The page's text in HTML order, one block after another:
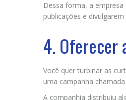
Dessa forma, a
publicações e
4. Oferecer
Você quer turbinar as
uma campanha
A companhia distribuiu